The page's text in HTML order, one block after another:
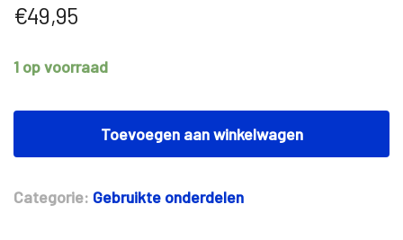
€49,95
1 op voorraad
Achterklapdrager
Fiddle
Toevoegen aan winkelwagen
Categorie: Gebruikte onderdelen